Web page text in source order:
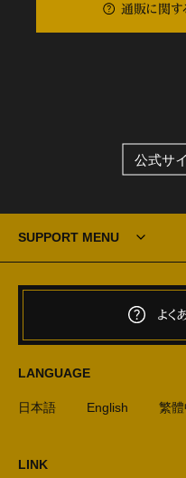
通販に関す
公式サ
SUPPORT MENU
よく
LANGUAGE
日本語 English 繁
LINK